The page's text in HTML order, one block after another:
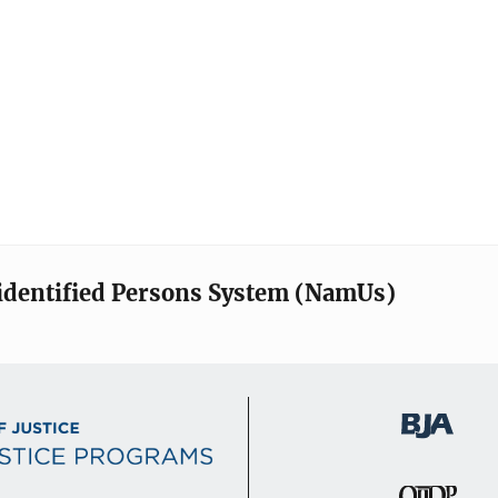
Persons System (NamUs)